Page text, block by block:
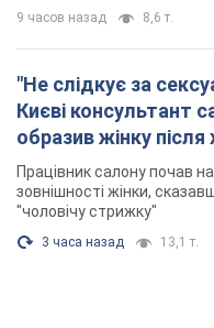
9 часов назад 8,6 т.
"Не слідкує за
Києві консультант
образив жінку після
розгорівся
Працівник салону почав
зовнішності жінки,
"чоловічу стрижку"
3 часа назад 13,1 т.